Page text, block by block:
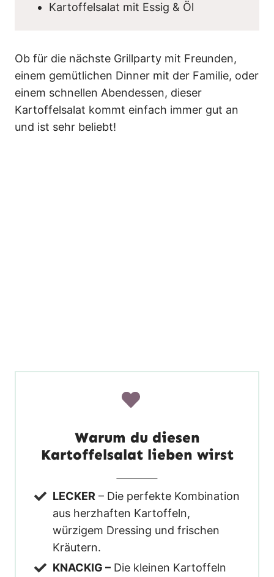
Kartoffelsalat mit Essig & Öl
Ob für die nächste Grillparty mit Freunden,
einem gemütlichen Dinner mit der Familie, oder
einem schnellen Abendessen, dieser
Kartoffelsalat kommt einfach immer gut an
und ist sehr beliebt!
Warum du diesen
Kartoffelsalat lieben wirst
LECKER – Die perfekte Kombination
aus herzhaften Kartoffeln,
würzigem Dressing und frischen
Kräutern.
KNACKIG – Die kleinen Kartoffeln